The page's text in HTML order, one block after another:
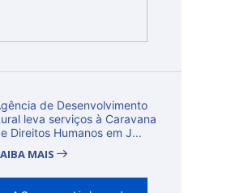
de Desenvolvimento
leva serviços à Caravana
Direitos Humanos em J...
MAIS